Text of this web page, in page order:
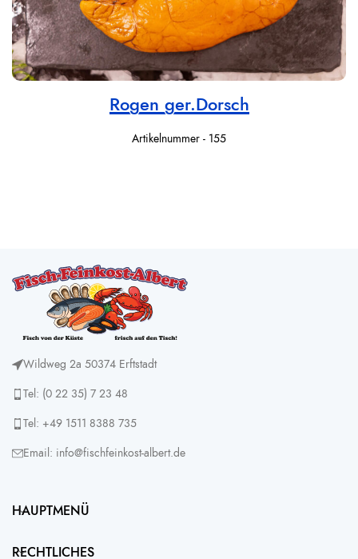
Rogen ger.Dorsch
Artikelnummer - 155
Wildweg 2a 50374 Erftstadt
Tel: (0 22 35) 7 23 48
Tel: +49 1511 8388 735
Email: info@fischfeinkost-albert.de
HAUPTMENÜ
RECHTLICHES